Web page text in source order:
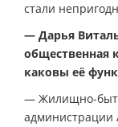
стали
— Дарья
общественная
каковы её
— Жилищно-
администрации